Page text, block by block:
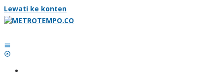
Lewati ke konten